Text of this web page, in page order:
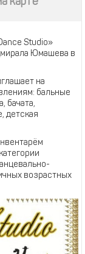
Studio»
Юмашева в
на
бальные
бачата,
детская
возрастных